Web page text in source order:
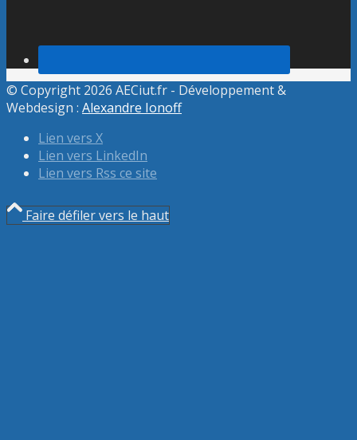
© Copyright 2026 AECiut.fr - Développement &
Webdesign : Alexandre Ionoff
Lien vers X
Lien vers LinkedIn
Lien vers Rss ce site
Faire défiler vers le haut